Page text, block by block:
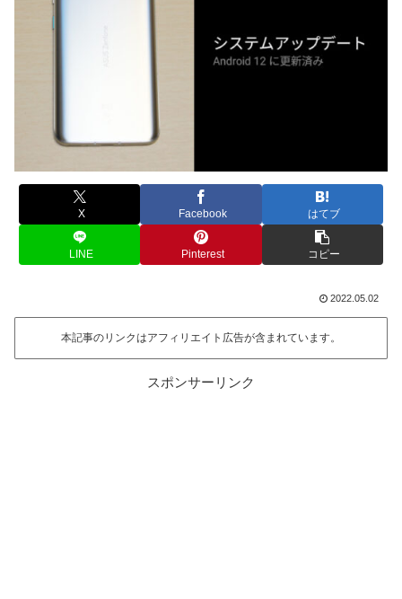
X Facebook はてブ
LINE Pinterest コピー
2022.05.02
本記事のリンクはアフィリエイト広告が含まれています。
スポンサーリンク